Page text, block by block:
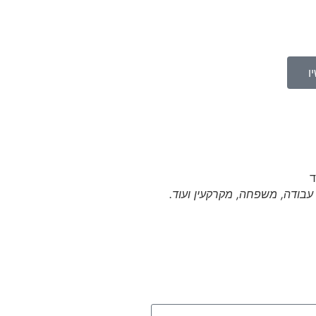
עבודה, משפחה, מקרקעין ועוד.